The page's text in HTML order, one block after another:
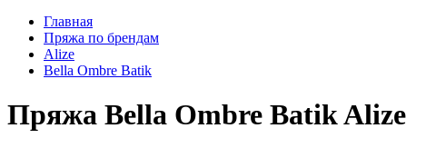
Главная
Пряжа по брендам
Alize
Bella Ombre Batik
Пряжа Bella Ombre Batik Alize